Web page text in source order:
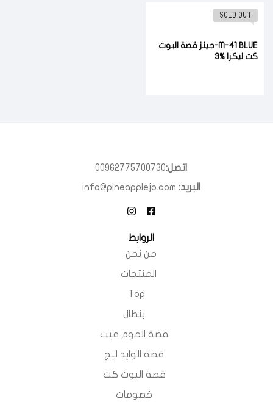
SOLD OUT
M-41 BLUE-جينز قصة البوت
كت ليكرا %3
اتصل:00962775700730
البريد:
الروابط
من نحن
المنتجات
Top
بنطال
قصة الموم فيت
قصة الوايد ليج
قصة البوت كت
خصومات